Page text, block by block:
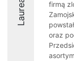
Laureaci
firmą
oraz